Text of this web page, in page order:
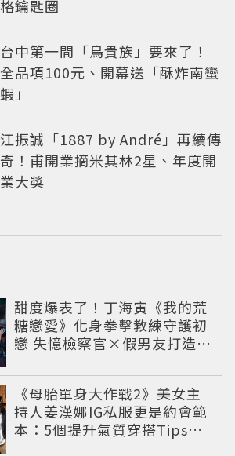
格鑰匙圈
台中第一間「鳥貴族」要來了！
全品項100元、開幕送「酥炸南蠻
蝦」
江振誠「1887 by André」再續傳
奇！甫開業摘米其林2星、年度開
業大獎
甜度爆表了！丁海寅《我的荒
糖戀愛》化身拳擊教練守護初
戀 失憶檢察官×假男友打造今
《母胎單身大作戰2》美女主
持人姜漢娜IG私服更是約會範
本：5個提升氣質穿搭Tips公